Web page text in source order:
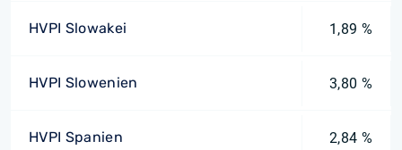
HVPI Slowakei 1,89 %
HVPI Slowenien 3,80 %
HVPI Spanien 2,84 %